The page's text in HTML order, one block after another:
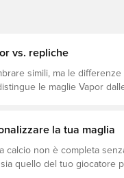
vs. repliche
simili, ma le
le maglie Vapor
la tua maglia
calcio non è completa
quello del tuo giocatore